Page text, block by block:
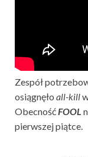
Zespół
osiągnęło all-kill
ObecnośćFOOL
pierwszej piątce.